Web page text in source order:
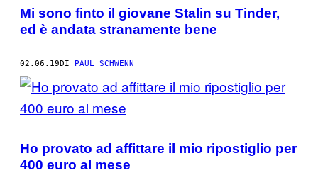
AUTHOR
Mi sono finto il giovane Stalin su Tinder,
ed è andata stranamente bene
02.06.19DI PAUL SCHWENN
Ho provato ad affittare il mio ripostiglio per
400 euro al mese